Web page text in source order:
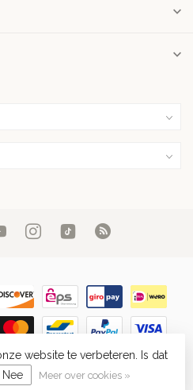
Powered byLightspeed-Lightspeed
Dyvelopment
website te verbeteren. Is dat
Nee Meer over cookies »